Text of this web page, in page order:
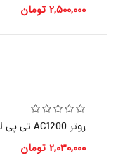
2,500,000 تومان
روتر AC1200 تی پی لينک مدل Archer C64
2,030,000 تومان